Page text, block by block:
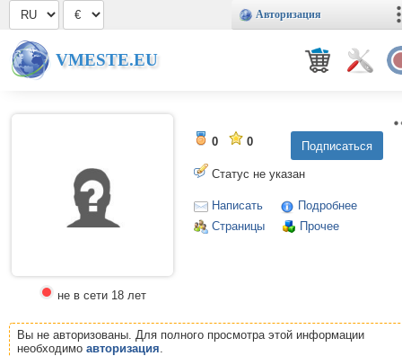
Авторизация
VMESTE.EU
не в сети 18 лет
0 0
Статус не указан
Написать
Подробнее
Страницы
Прочее
Вы не авторизованы. Для полного просмотра этой информации
необходимо авторизация.